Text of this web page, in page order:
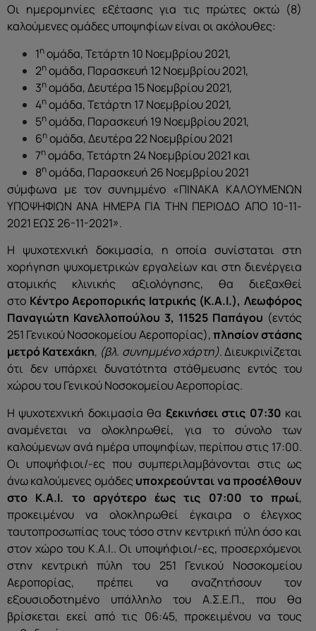
Οι ημερομηνίες εξέτασης για τις πρώτες οκτώ (8)
καλούμενες ομάδες υποψηφίων είναι οι ακόλουθες:
1ηομάδα, Τετάρτη 10 Νοεμβρίου 2021,
2ηομάδα, Παρασκευή 12 Νοεμβρίου 2021,
3ηομάδα, Δευτέρα 15 Νοεμβρίου 2021,
4ηομάδα, Τετάρτη 17 Νοεμβρίου 2021,
5ηομάδα, Παρασκευή 19 Νοεμβρίου 2021,
6ηομάδα, Δευτέρα 22 Νοεμβρίου 2021
7ηομάδα, Τετάρτη 24 Νοεμβρίου 2021 και
8ηομάδα, Παρασκευή 26 Νοεμβρίου 2021
σύμφωνα με τον συνημμένο «ΠΙΝΑΚΑ ΚΑΛΟΥΜΕΝΩΝ
ΥΠΟΨΗΦΙΩΝ ΑΝΑ ΗΜΕΡΑ ΓΙΑ ΤΗΝ ΠΕΡΙΟΔΟ ΑΠΟ 10-11-
2021 ΕΩΣ 26-11-2021».
Η ψυχοτεχνική δοκιμασία, η οποία συνίσταται στη
χορήγηση ψυχομετρικών εργαλείων και στη διενέργεια
ατομικής κλινικής αξιολόγησης, θα διεξαχθεί
στο Κέντρο Αεροπορικής Ιατρικής (Κ.Α.Ι.), Λεωφόρος
Παναγιώτη Κανελλοπούλου 3, 11525 Παπάγου (εντός
251 Γενικού Νοσοκομείου Αεροπορίας),πλησίον στάσης
μετρό Κατεχάκη, (βλ. συνημμένο χάρτη). Διευκρινίζεται
ότι δεν υπάρχει δυνατότητα στάθμευσης εντός του
χώρου του Γενικού Νοσοκομείου Αεροπορίας.
H ψυχοτεχνική δοκιμασία θα ξεκινήσει στις 07:30 και
αναμένεται να ολοκληρωθεί, για το σύνολο των
καλούμενων ανά ημέρα υποψηφίων, περίπου στις 17:00.
Οι υποψήφιοι/-ες που συμπεριλαμβάνονται στις ως
άνω καλούμενες ομάδες υποχρεούνται να προσέλθουν
στο Κ.Α.Ι. το αργότερο έως τις 07:00 το πρωί,
προκειμένου να ολοκληρωθεί έγκαιρα ο έλεγχος
ταυτοπροσωπίας τους τόσο στην κεντρική πύλη όσο και
στον χώρο του Κ.Α.Ι.. Οι υποψήφιοι/-ες, προσερχόμενοι
στην κεντρική πύλη του 251 Γενικού Νοσοκομείου
Αεροπορίας, πρέπει να αναζητήσουν τον
εξουσιοδοτημένο υπάλληλο του Α.Σ.Ε.Π., που θα
βρίσκεται εκεί από τις 06:45, προκειμένου να τους